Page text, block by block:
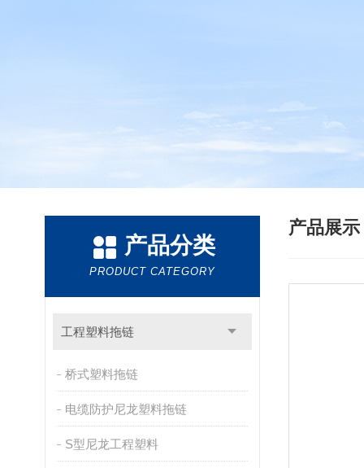
产品分类
PRODUCT CATEGORY
工程塑料拖链
桥式塑料拖链
电缆防护尼龙塑料拖链
S型尼龙工程塑料
产品展示